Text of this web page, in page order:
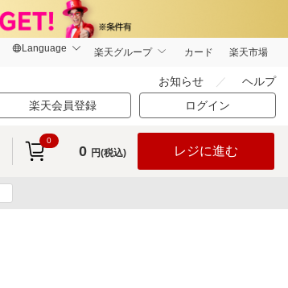
楽天グループ カード 楽天市場
お知らせ ヘルプ
楽天会員登録 ログイン
0
0 円(税込) レジに進む